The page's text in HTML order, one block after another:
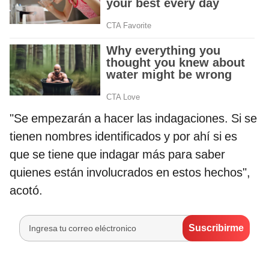
"Se empezarán a hacer las indagaciones. Si se
tienen nombres identificados y por ahí si es
que se tiene que indagar más para saber
quienes están involucrados en estos hechos",
acotó.